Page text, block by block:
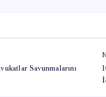
Savunmalarını